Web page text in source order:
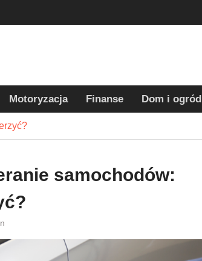
Motoryzacja Finanse Dom i ogród
samochodów: